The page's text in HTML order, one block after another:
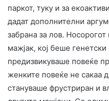
паркот, туку и за
дадат дополнителни
забрана за лов.
мажјак, кој беше
предизвикуваше повеќе
женките повеќе не сакаа
стануваше фрустриран и